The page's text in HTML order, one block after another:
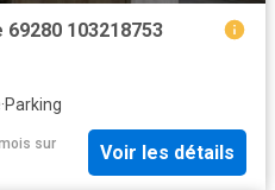
103218753
·Parking
sur
Voir les détails